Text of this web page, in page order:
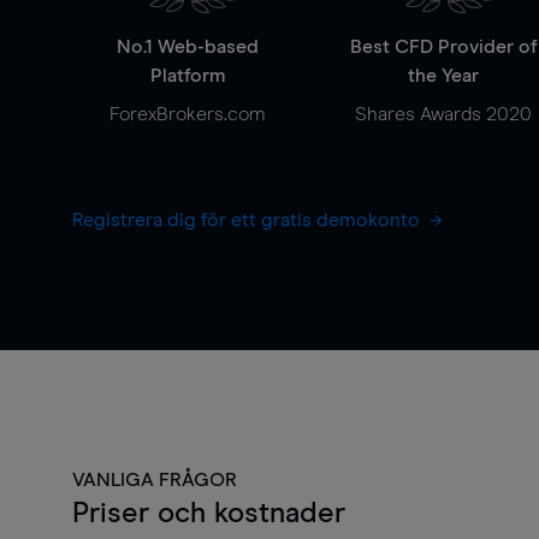
No.1 Web-based
Platform
ForexBrokers.com
Best CFD Provider of
the Year
Shares Awards 2020
Registrera dig för ett gratis demokonto
VANLIGA FRÅGOR
Priser och kostnader